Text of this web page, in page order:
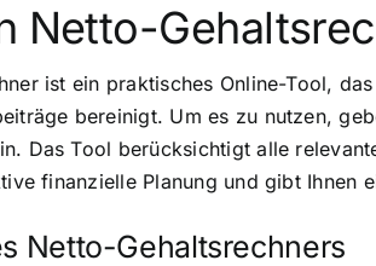
Netto-
ist ein praktisches Online-Tool,
bereinigt. Um es zu nutzen,
Das Tool berücksichtigt alle
finanzielle Planung und gibt Ihnen
Netto-Gehaltsrechners